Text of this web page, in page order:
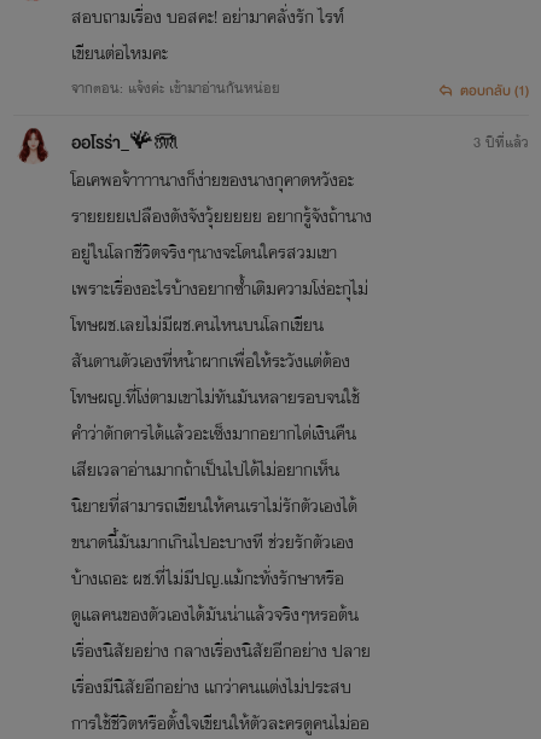
สอบถามเรื่อง บอสคะ! อย่ามาคลั่งรัก ไรท์
เขียนต่อไหมคะ
จากตอน: แจ้งค่ะ เข้ามาอ่านกันหน่อย ตอบกลับ (1)
ออโรร่า_🪸🪼​
โอเคพอจ้าาาานางก็ง่ายของนางกุคาดหวังอะ
รายยยยเปลืองตังจังวุ้ยยยยย อยากรู้จังถ้านาง
อยู่ในโลกชีวิตจริงๆนางจะโดนใครสวมเขา
เพราะเรื่องอะไรบ้างอยากซ้ำเติมความโง่อะกุไม่
โทษผช.เลยไม่มีผช.คนไหนบนโลกเขียน
สันดานตัวเองที่หน้าผากเพื่อให้ระวังเเต่ต้อง
โทษผญ.ที่โง่ตามเขาไม่ทันมันหลายรอบจนใช้
คำว่าดักดารได้เเล้วอะเซ็งมากอยากได่เงินคืน
เสียเวลาอ่านมากถ้าเป็นไปได้ไม่อยากเห็น
นิยายที่สามารถเขียนให้คนเราไม่รักตัวเองได้
ขนาดนี้มันมากเกินไปอะบางที ช่วยรักตัวเอง
บ้างเถอะ ผช.ที่ไม่มีปญ.เเม้กะทั่งรักษาหรือ
ดูเเลคนของตัวเองได้มันน่าเเล้วจริงๆหรอต้น
เรื่องนิสัยอย่าง กลางเรื่องนิสัยอีกอย่าง ปลาย
เรื่องมีนิสัยอีกอย่าง เเกว่าคนเเต่งไม่ประสบ
การใช้ชีวิตหรือตั้งใจเขียนให้ตัวละครดูคนไม่ออ
3 ปีที่แล้ว